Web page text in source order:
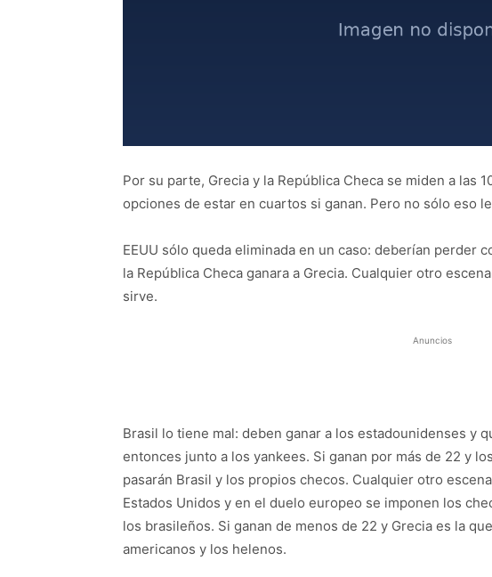
Por su parte, Grecia y la República Checa se miden a las
opciones de estar en cuartos si ganan. Pero no sólo eso
EEUU sólo queda eliminada en un caso: deberían perder
la República Checa ganara a Grecia. Cualquier otro
sirve.
Anuncios
Brasil lo tiene mal: deben ganar a los estadounidenses y
entonces junto a los yankees. Si ganan por más de 22 y
pasarán Brasil y los propios checos. Cualquier otro
Estados Unidos y en el duelo europeo se imponen los
los brasileños. Si ganan de menos de 22 y Grecia es la
americanos y los helenos.